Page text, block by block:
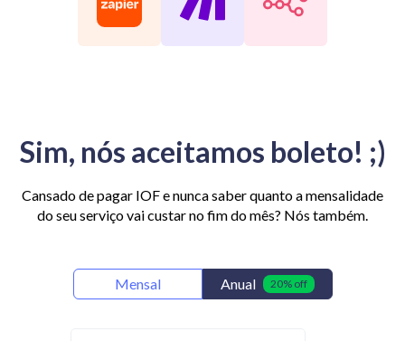
Sim, nós aceitamos boleto! ;)
Cansado de pagar IOF e nunca saber quanto a mensalidade
do seu serviço vai custar no fim do mês? Nós também.
Mensal Anual 20% off